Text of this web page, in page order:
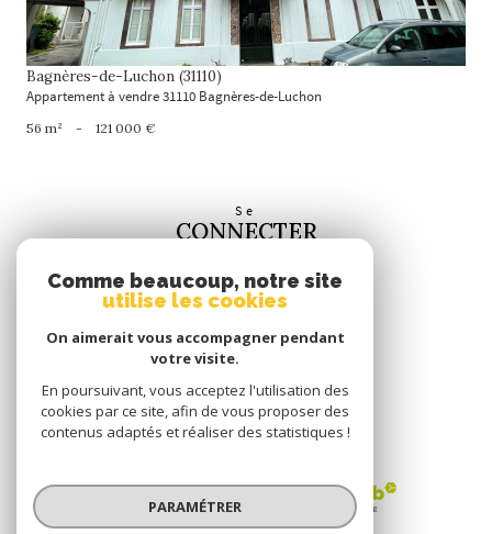
Bagnères-de-Luchon (31110)
Appartement à vendre 31110 Bagnères-de-Luchon
56 m² - 121 000 €
Se
CONNECTER
espace propriétaire
SUIVRE
Nous
Comme beaucoup, notre site
utilise les cookies
On aimerait vous accompagner pendant
votre visite.
En poursuivant, vous acceptez l'utilisation des
cookies par ce site, afin de vous proposer des
contenus adaptés et réaliser des statistiques !
PARAMÉTRER